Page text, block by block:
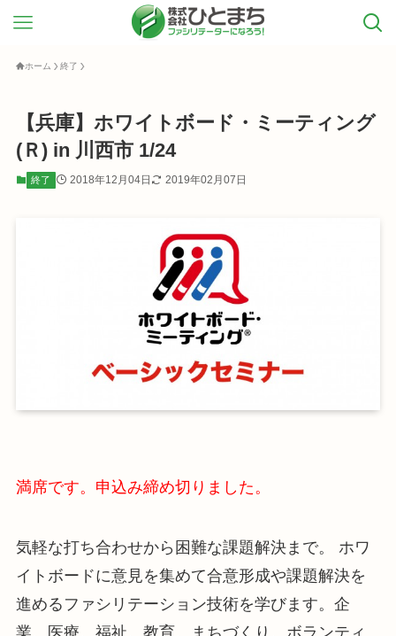
ホーム 終了
【兵庫】ホワイトボード・ミーティング
(Ｒ) in 川西市 1/24
終了 2018年12月04日 2019年02月07日
満席です。申込み締め切りました。
気軽な打ち合わせから困難な課題解決まで。 ホワ
イトボードに意見を集めて合意形成や課題解決を
進めるファシリテーション技術を学びます。企